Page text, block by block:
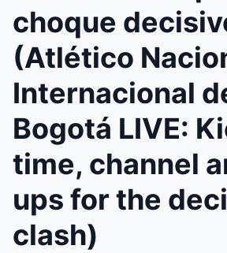
choque
(Atlético
Internacional
Bogotá LIVE:
time, channel
ups for the
clash)